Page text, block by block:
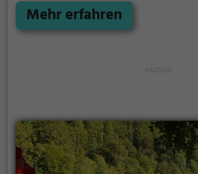
sowohl Naturfreunde als auch
echte Wasserratten auf ihre
Mehr erfahren